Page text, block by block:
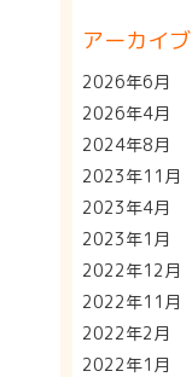
アーカイブ
2026年6月
2026年4月
2024年8月
2023年11月
2023年4月
2023年1月
2022年12月
2022年11月
2022年2月
2022年1月